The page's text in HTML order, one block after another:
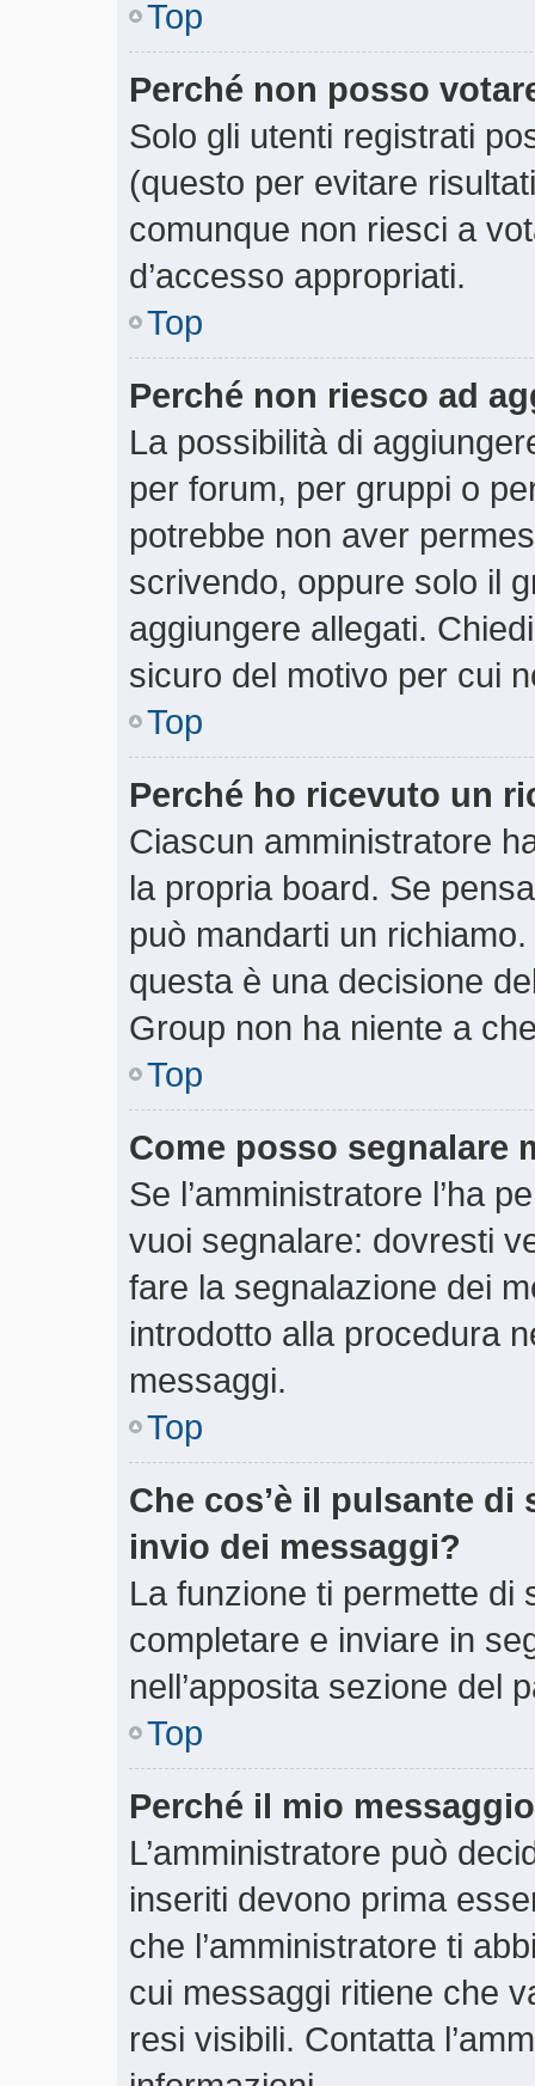
Top
Perché non posso
Solo gli utenti registrati
(questo per evitare
comunque non riesci a
d’accesso appropriati.
Top
Perché non riesco ad
La possibilità di
per forum, per gruppi o
potrebbe non aver
scrivendo, oppure solo il
aggiungere allegati.
sicuro del motivo per cui
Top
Perché ho ricevuto un
Ciascun amministratore
la propria board. Se
può mandarti un
questa è una decisione
Group non ha niente a
Top
Come posso segnalare
Se l’amministratore l’ha
vuoi segnalare: dovresti
fare la segnalazione dei
introdotto alla procedura
messaggi.
Top
Che cos’è il pulsante
invio dei messaggi?
La funzione ti permette di
completare e inviare in
nell’apposita sezione del
Top
Perché il mio
L’amministratore può
inseriti devono prima
che l’amministratore ti
cui messaggi ritiene che
resi visibili. Contatta